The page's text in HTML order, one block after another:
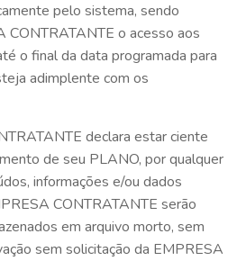
pelo sistema, sendo
CONTRATANTE o acesso aos
o final da data programada para
adimplente com os
declara estar ciente
de seu PLANO, por qualquer
informações e/ou dados
CONTRATANTE serão
em arquivo morto, sem
sem solicitação da EMPRESA